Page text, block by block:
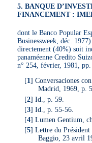
5. BANQUE
FINANCEMENT :
dont le Banco Popular
Businessweek, déc.
directement (40%) soit
panaméenne Credito
n° 254, février, 1981,
[1]Conversaciones
Madrid, 1969, p.
[2]Id., p. 59.
[3]Id., p. 55-56.
[4]Lumen Gentium,
[5]Lettre du Président
Baggio, 23 avril